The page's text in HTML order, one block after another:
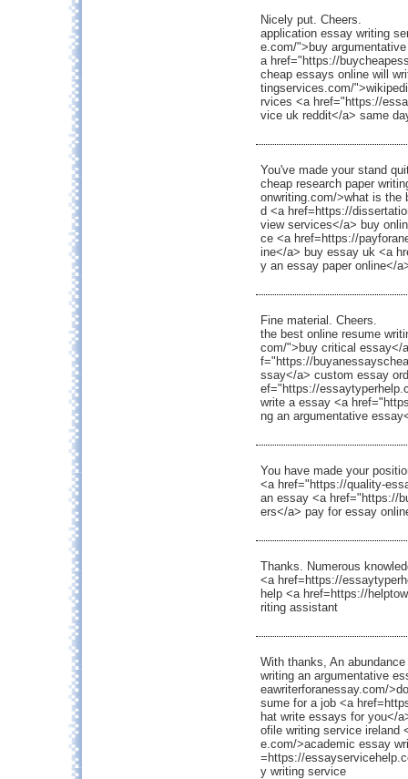
Nicely put. Cheers.
application essay writing
e.com/">buy
a href="https://
cheap essays online will
tingservices.com/
rvices <a href="https://
vice uk reddit</a> same
You've made your stand
cheap research paper
onwriting.com/>what is the
d <a href=https://
view services</a> buy
ce <a href=https://
ine</a> buy essay uk <a
y an essay paper online</
Fine material. Cheers.
the best online resume
com/">buy critical essay</
f="https://
ssay</a> custom essay
ef="https://
write a essay <a
ng an argumentative
You have made your
<a href="https://quality-
an essay <a href="https://
ers</a> pay for essay
Thanks. Numerous
<a href=https://
help <a href=https://
riting assistant
With thanks, An
writing an argumentative
eawriterforanessay.com/
sume for a job <a
hat write essays for you</
ofile writing service ireland
e.com/>academic essay
=https://
y writing service